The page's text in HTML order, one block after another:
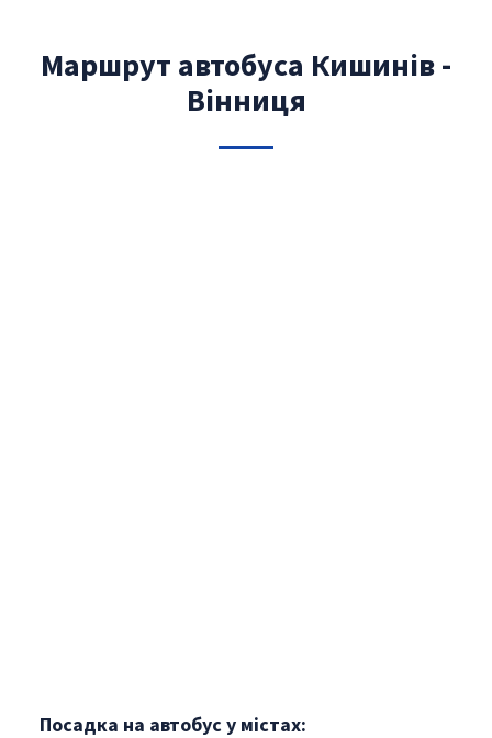
Маршрут автобуса Кишинів -
Вінниця
Посадка на автобус у містах: